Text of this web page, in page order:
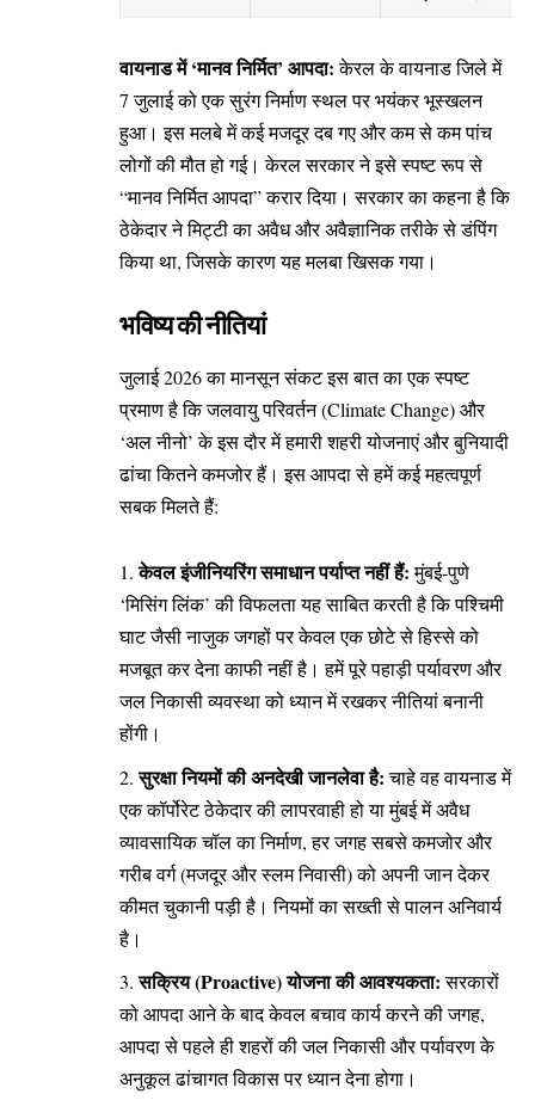
वायनाड में ‘मानव निर्मित’ आपदा:केरल के वायनाड जिले में
7 जुलाई को एक सुरंग निर्माण स्थल पर भयंकर भूस्खलन
हुआ। इस मलबे में कई मजदूर दब गए और कम से कम पांच
लोगों की मौत हो गई। केरल सरकार ने इसे स्पष्ट रूप से
“मानव निर्मित आपदा” करार दिया। सरकार का कहना है कि
ठेकेदार ने मिट्टी का अवैध और अवैज्ञानिक तरीके से डंपिंग
किया था, जिसके कारण यह मलबा खिसक गया।
भविष्य की नीतियां
जुलाई 2026 का मानसून संकट इस बात का एक स्पष्ट
प्रमाण है कि जलवायु परिवर्तन (Climate Change) और
‘अल नीनो’ के इस दौर में हमारी शहरी योजनाएं और बुनियादी
ढांचा कितने कमजोर हैं। इस आपदा से हमें कई महत्वपूर्ण
सबक मिलते हैं:
केवल इंजीनियरिंग समाधान पर्याप्त नहीं हैं:मुंबई-पुणे
‘मिसिंग लिंक’ की विफलता यह साबित करती है कि पश्चिमी
घाट जैसी नाजुक जगहों पर केवल एक छोटे से हिस्से को
मजबूत कर देना काफी नहीं है। हमें पूरे पहाड़ी पर्यावरण और
जल निकासी व्यवस्था को ध्यान में रखकर नीतियां बनानी
होंगी।
सुरक्षा नियमों की अनदेखी जानलेवा है:चाहे वह वायनाड में
एक कॉर्पोरेट ठेकेदार की लापरवाही हो या मुंबई में अवैध
व्यावसायिक चॉल का निर्माण, हर जगह सबसे कमजोर और
गरीब वर्ग (मजदूर और स्लम निवासी) को अपनी जान देकर
कीमत चुकानी पड़ी है। नियमों का सख्ती से पालन अनिवार्य
है।
सक्रिय (Proactive) योजना की आवश्यकता:सरकारों
को आपदा आने के बाद केवल बचाव कार्य करने की जगह,
आपदा से पहले ही शहरों की जल निकासी और पर्यावरण के
अनुकूल ढांचागत विकास पर ध्यान देना होगा।